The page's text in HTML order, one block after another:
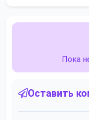
Пока
Оставить